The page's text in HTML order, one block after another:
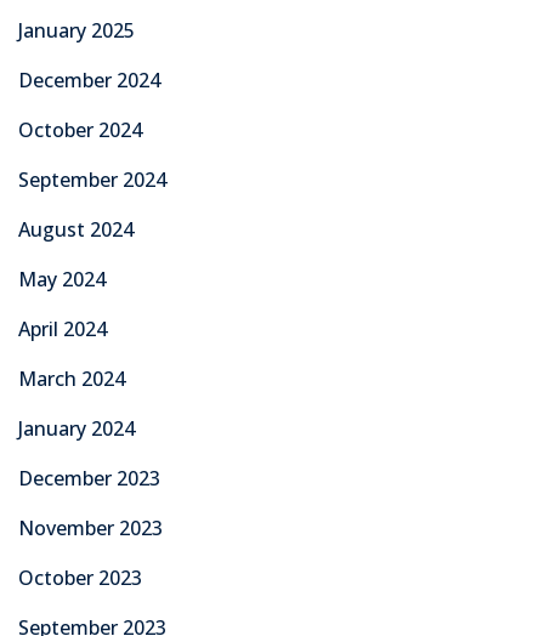
January 2025
December 2024
October 2024
September 2024
August 2024
May 2024
April 2024
March 2024
January 2024
December 2023
November 2023
October 2023
September 2023